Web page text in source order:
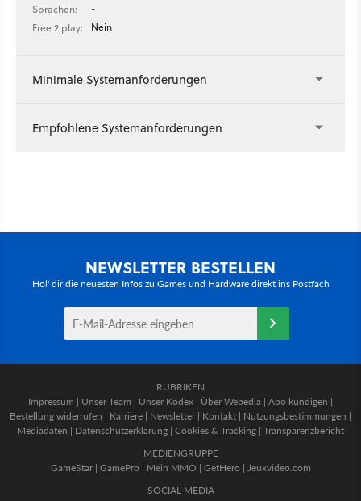
Sprachen:
-
Free 2 play:
Nein
Minimale Systemanforderungen
Empfohlene Systemanforderungen
NEWSLETTER BESTELLEN
Hol' dir die neuesten Infos zu Games und Hardware direkt ins Postfach
RUBRIKEN
Impressum | Unser Team | Unser Kodex | Über Webedia | Abo kündigen |
Bestellung widerrufen | Karriere | Newsletter | Kontakt | Nutzungsbestimmungen |
Mediadaten | Datenschutzerklärung | Cookies & Tracking | Transparenzbericht
MEDIENGRUPPE
GameStar| GamePro | Mein MMO | GetHero | Jeuxvideo.com
SOCIAL MEDIA